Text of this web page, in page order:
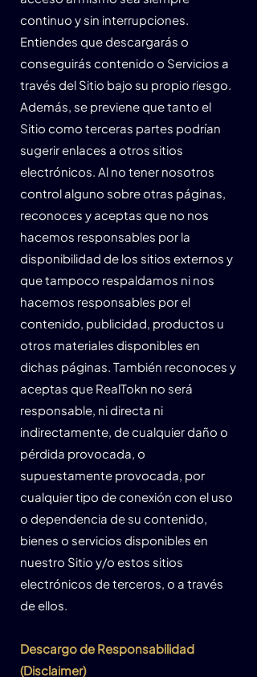
continuo y sin interrupciones.
Entiendes que descargarás o
conseguirás contenido o Servicios a
través del Sitio bajo su propio riesgo.
Además, se previene que tanto el
Sitio como terceras partes podrían
sugerir enlaces a otros sitios
electrónicos. Al no tener nosotros
control alguno sobre otras páginas,
reconoces y aceptas que no nos
hacemos responsables por la
disponibilidad de los sitios externos y
que tampoco respaldamos ni nos
hacemos responsables por el
contenido, publicidad, productos u
otros materiales disponibles en
dichas páginas. También reconoces y
aceptas que RealTokn no será
responsable, ni directa ni
indirectamente, de cualquier daño o
pérdida provocada, o
supuestamente provocada, por
cualquier tipo de conexión con el uso
o dependencia de su contenido,
bienes o servicios disponibles en
nuestro Sitio y/o estos sitios
electrónicos de terceros, o a través
de ellos.
Descargo de Responsabilidad
(Disclaimer)